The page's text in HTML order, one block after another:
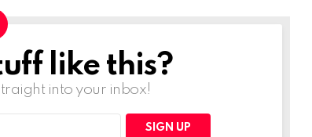
like this?
into your inbox!